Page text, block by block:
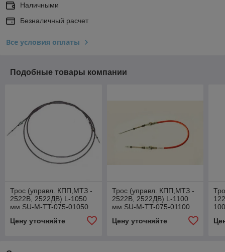
Наличными
Безналичный расчет
Все условия оплаты
Подобные товары компании
Трос (управл. КПП,МТЗ -
2522В, 2522ДВ) L-1050
мм SU-M-TT-075-01050
Цену уточняйте
Трос (управл. КПП,МТЗ -
2522В, 2522ДВ) L-1100
мм SU-M-TT-075-01100
Цену уточняйте